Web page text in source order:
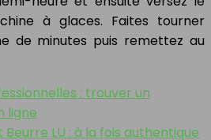
à glaces. Faites tourner
de minutes puis remettez au
: trouver un
ligne
LU : à la fois authentique